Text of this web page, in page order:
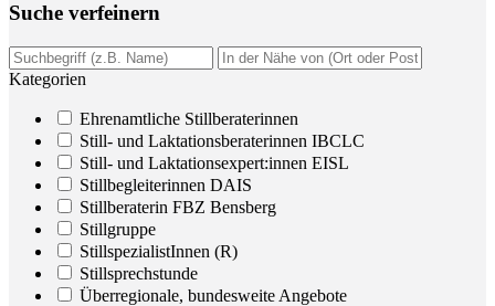
Suche ver­fei­nern
Kategorien
Ehrenamtliche Stillberaterinnen
Still- und Laktationsberaterinnen IBCLC
Still- und Laktationsexpert:innen EISL
Stillbegleiterinnen DAIS
Stillberaterin FBZ Bensberg
Stillgruppe
StillspezialistInnen (R)
Stillsprechstunde
Überregionale, bundesweite Angebote